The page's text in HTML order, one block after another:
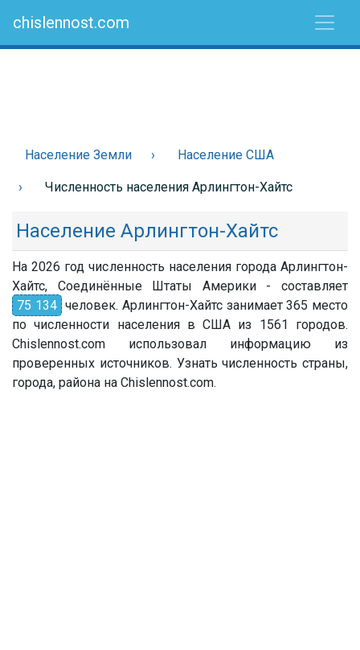
chislennost.com
Население Земли Население США
Численность населения Арлингтон-Хайтс
Население Арлингтон-Хайтс
На 2026 год численность населения города Арлингтон-
Хайтс, Соединённые Штаты Америки - составляет
75 134 человек. Арлингтон-Хайтс занимает 365 место
по численности населения в США из 1561 городов.
Chislennost.com использовал информацию из
проверенных источников. Узнать численность страны,
города, района на Chislennost.com.